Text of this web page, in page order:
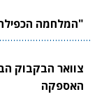
"המלחמה הכפילה פי 5 את שוק הייצור
האספקה